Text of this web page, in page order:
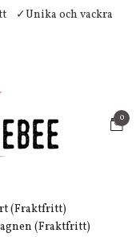
✓Unika och vackra
0
(Fraktfritt)
(Fraktfritt)